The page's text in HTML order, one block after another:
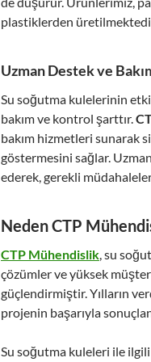
plastiklerden
Uzman Destek ve
Su soğutma kulelerinin
bakım ve kontrol şarttır.
bakım hizmetleri sunarak
göstermesini sağlar.
ederek, gerekli
Neden CTP
CTP Mühendislik, su
çözümler ve yüksek
güçlendirmiştir. Yılların
projenin başarıyla
Su soğutma kuleleri ile ilgili